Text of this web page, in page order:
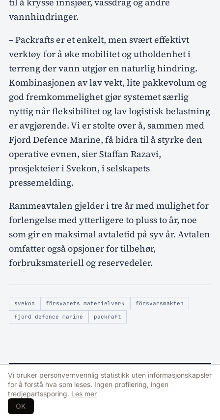
vannhindringer.
– Packrafts er et enkelt, men svært effektivt
verktøy for å øke mobilitet og utholdenhet i
terreng der vann utgjør en naturlig hindring.
Kombinasjonen av lav vekt, lite pakkevolum og
god fremkommelighet gjør systemet særlig
nyttig når fleksibilitet og lav logistisk belastning
er avgjørende. Vi er stolte over å, sammen med
Fjord Defence Marine, få bidra til å styrke den
operative evnen, sier Staffan Razavi,
prosjekteier i Svekon, i selskapets
pressemelding.
Rammeavtalen gjelder i tre år med mulighet for
forlengelse med ytterligere to pluss to år, noe
som gir en maksimal avtaletid på syv år. Avtalen
omfatter også opsjoner for tilbehør,
forbruksmateriell og reservedeler.
svekon försvarets materielverk
försvarsmakten
fjord defence marine
packraft
FAQ
Vanlige spørsmål om artikkelen
Spørsmål og svar generert automatisk basert på artikkelens innhold.
Vi bruker personvernvennlig statistikk uten informasjonskapsler
for å forstå hva som leses. Ingen profilering, ingen
tredjepartssporing. Les mer
OK